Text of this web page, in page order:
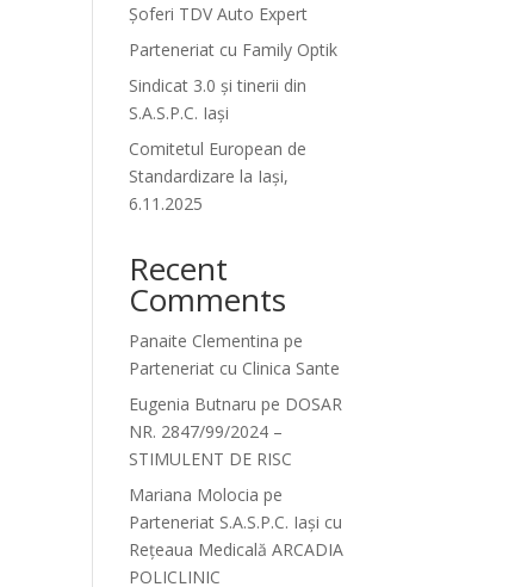
Șoferi TDV Auto Expert
Parteneriat cu Family Optik
Sindicat 3.0 și tinerii din
S.A.S.P.C. Iași
Comitetul European de
Standardizare la Iași,
6.11.2025
Recent
Comments
Panaite Clementina pe
Parteneriat cu Clinica Sante
Eugenia Butnaru pe DOSAR
NR. 2847/99/2024 –
STIMULENT DE RISC
Mariana Molocia pe
Parteneriat S.A.S.P.C. Iași cu
Rețeaua Medicală ARCADIA
POLICLINIC